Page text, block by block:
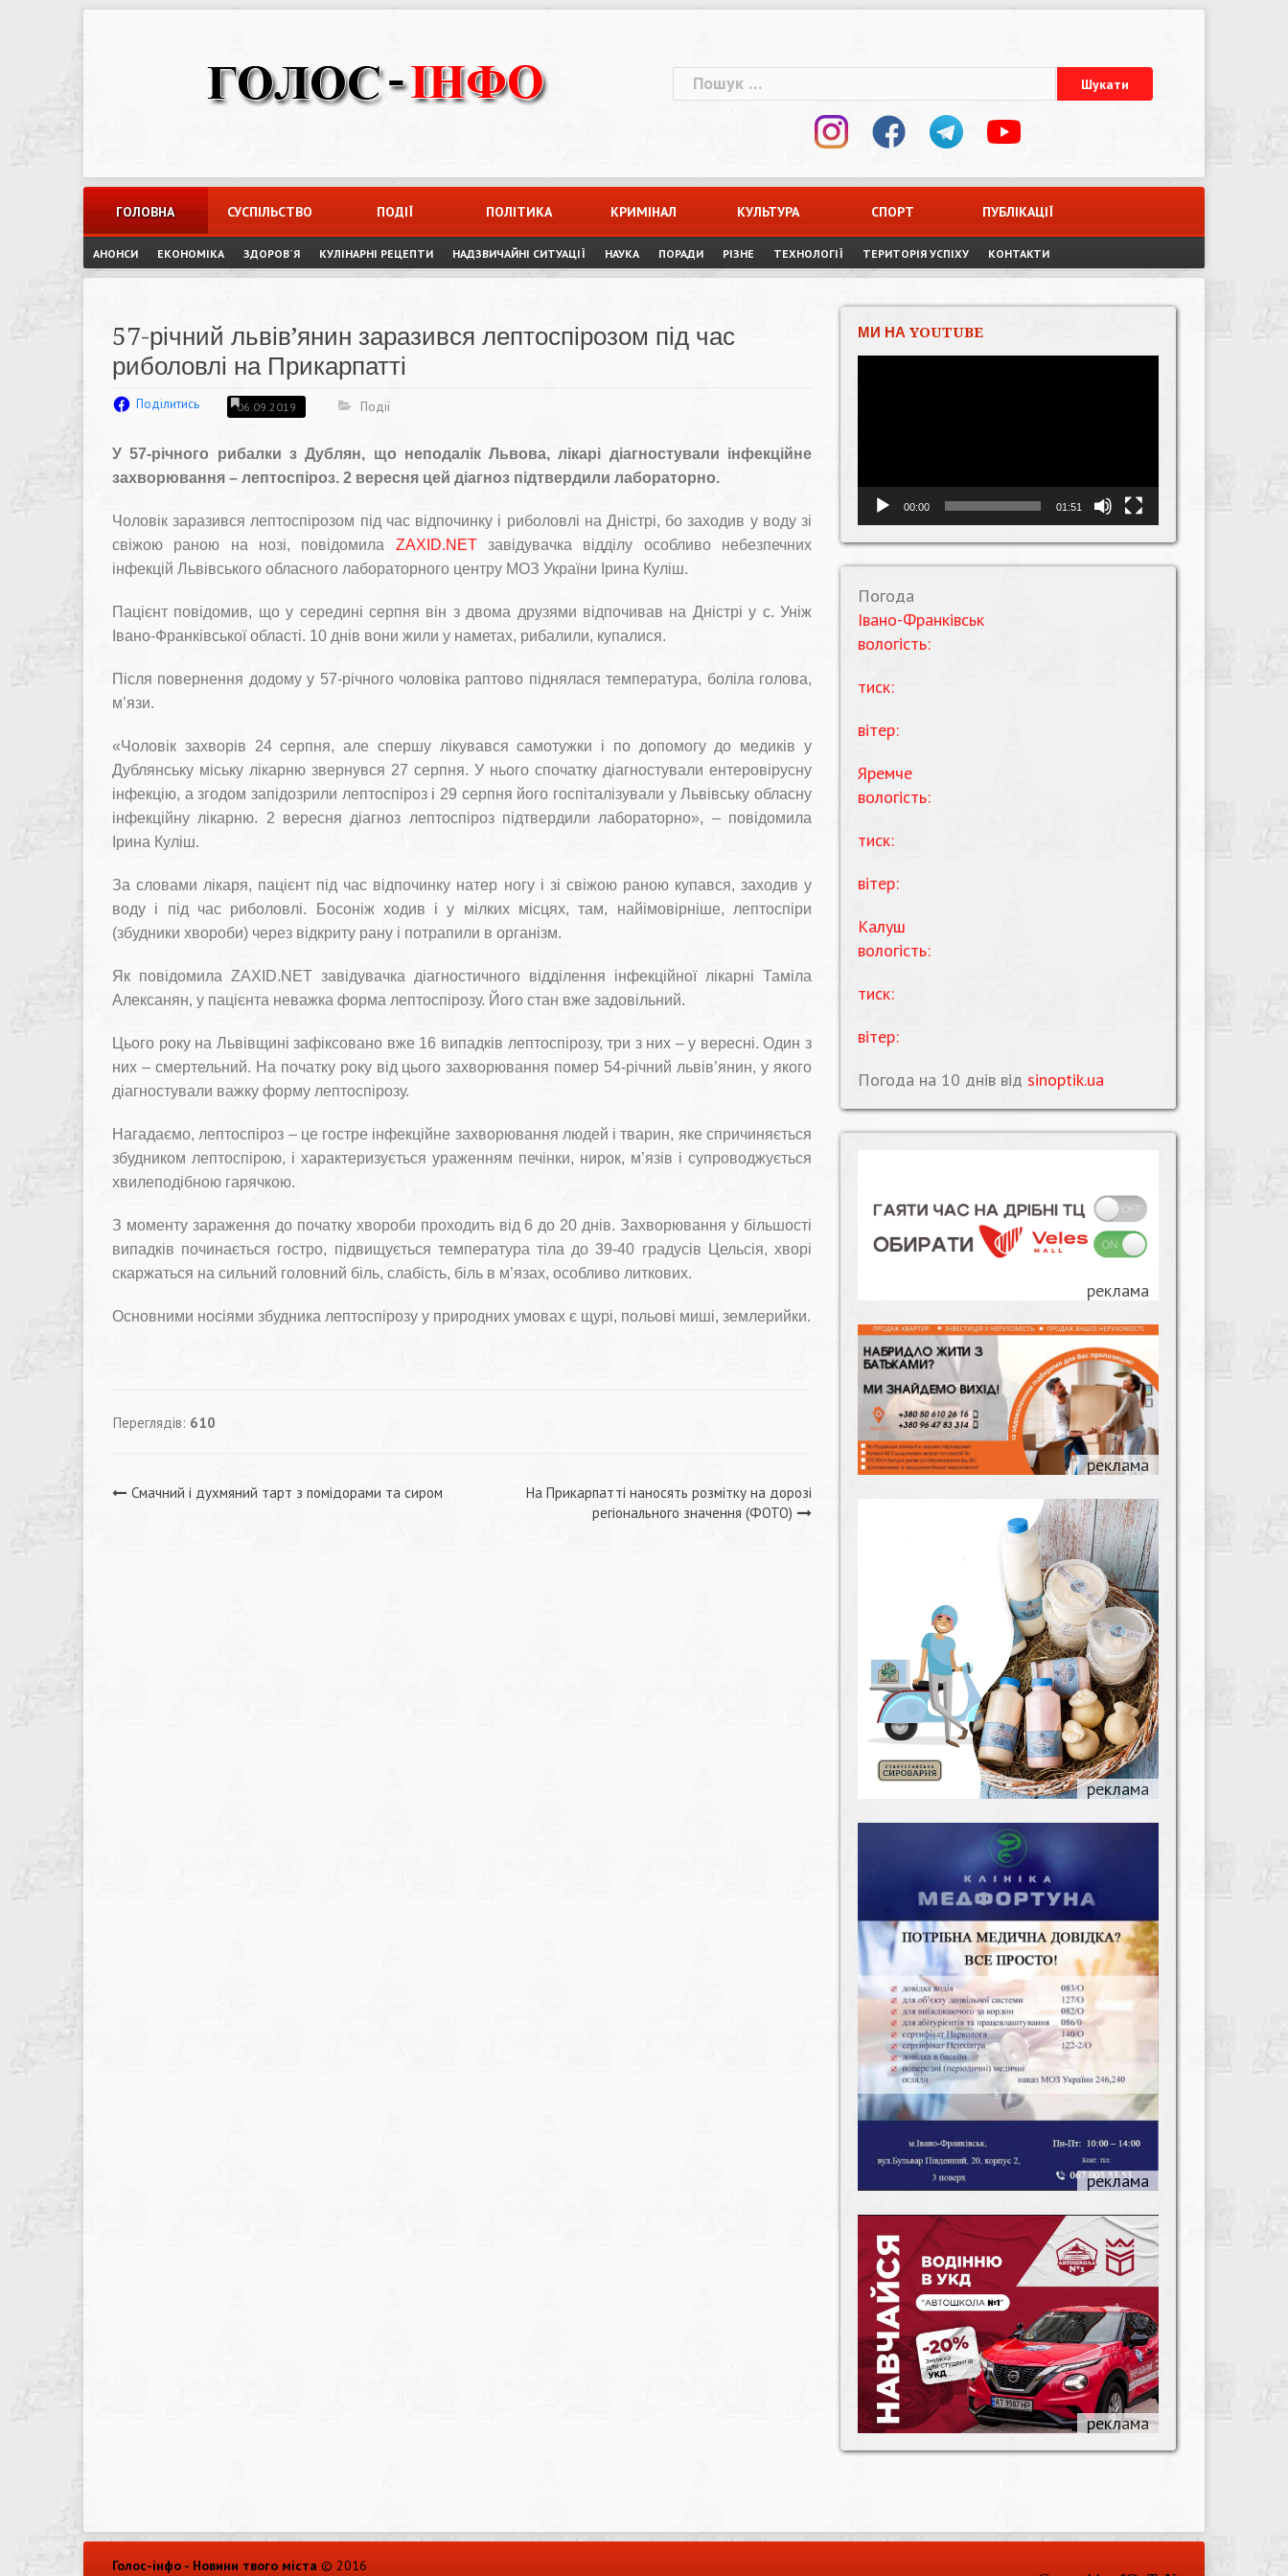
Пошук:
ГОЛОВНА СУСПІЛЬСТВО ПОДІЇ ПОЛІТИКА КРИМІНАЛ КУЛЬТУРА СПОРТ ПУБЛІКАЦІЇ
АНОНСИ ЕКОНОМІКА ЗДОРОВ`Я КУЛІНАРНІ РЕЦЕПТИ НАДЗВИЧАЙНІ СИТУАЦІЇ НАУКА ПОРАДИ РІЗНЕ ТЕХНОЛОГІЇ ТЕРИТОРІЯ УСПІХУ КОНТАКТИ
57-річний львів’янин заразився лептоспірозом під час
риболовлі на Прикарпатті
Поділитись 06.09.2019 Події
У 57-річного рибалки з Дублян, що неподалік Львова, лікарі діагностували інфекційне
захворювання – лептоспіроз. 2 вересня цей діагноз підтвердили лабораторно.
Чоловік заразився лептоспірозом під час відпочинку і риболовлі на Дністрі, бо заходив у воду зі
свіжою раною на нозі, повідомила ZAXID.NETзавідувачка відділу особливо небезпечних
інфекцій Львівського обласного лабораторного центру МОЗ України Ірина Куліш.
Пацієнт повідомив, що у середині серпня він з двома друзями відпочивав на Дністрі у с. Уніж
Івано-Франківської області. 10 днів вони жили у наметах, рибалили, купалися.
Після повернення додому у 57-річного чоловіка раптово піднялася температура, боліла голова,
м’язи.
«Чоловік захворів 24 серпня, але спершу лікувався самотужки і по допомогу до медиків у
Дублянську міську лікарню звернувся 27 серпня. У нього спочатку діагностували ентеровірусну
інфекцію, а згодом запідозрили лептоспіроз і 29 серпня його госпіталізували у Львівську обласну
інфекційну лікарню. 2 вересня діагноз лептоспіроз підтвердили лабораторно», – повідомила
Ірина Куліш.
За словами лікаря, пацієнт під час відпочинку натер ногу і зі свіжою раною купався, заходив у
воду і під час риболовлі. Босоніж ходив і у мілких місцях, там, найімовірніше, лептоспіри
(збудники хвороби) через відкриту рану і потрапили в організм.
Як повідомила ZAXID.NET завідувачка діагностичного відділення інфекційної лікарні Таміла
Алексанян, у пацієнта неважка форма лептоспірозу. Його стан вже задовільний.
Цього року на Львівщині зафіксовано вже 16 випадків лептоспірозу, три з них – у вересні. Один з
них – смертельний. На початку року від цього захворювання помер 54-річний львів’янин, у якого
діагностували важку форму лептоспірозу.
Нагадаємо, лептоспіроз – це гостре інфекційне захворювання людей і тварин, яке спричиняється
збудником лептоспірою, і характеризується ураженням печінки, нирок, м’язів і супроводжується
хвилеподібною гарячкою.
З моменту зараження до початку хвороби проходить від 6 до 20 днів. Захворювання у більшості
випадків починається гостро, підвищується температура тіла до 39-40 градусів Цельсія, хворі
скаржаться на сильний головний біль, слабість, біль в м’язах, особливо литкових.
Основними носіями збудника лептоспірозу у природних умовах є щурі, польові миші, землерийки.
Переглядів: 610
Навігація
Смачний і духмяний тарт з помідорами та сиром
На Прикарпатті наносять розмітку на дорозі
регіонального значення (ФОТО)
МИ НА YOUTUBE
00:00 01:51
Погода
Івано-Франківськ
вологість:
тиск:
вітер:
Яремче
вологість:
тиск:
вітер:
Калуш
вологість:
тиск:
вітер:
Погода на 10 днів від sinoptik.ua
Голос-інфо - Новини твого міста © 2016